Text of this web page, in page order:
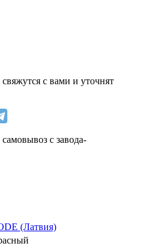
с вами и уточнят
с завода-
(Латвия)